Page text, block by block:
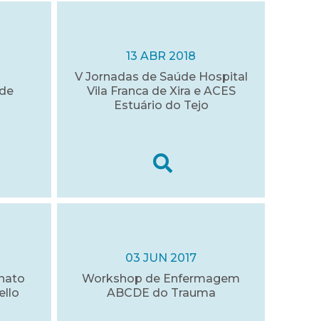
13 ABR 2018
V Jornadas de Saúde Hospital
Vila Franca de Xira e ACES
Estuário do Tejo
03 JUN 2017
Workshop de Enfermagem
ABCDE do Trauma